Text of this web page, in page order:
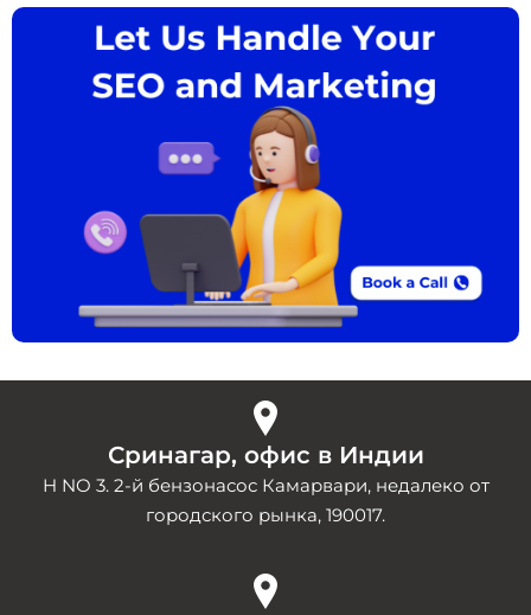
Сринагар, офис в Индии
H NO 3. 2-й бензонасос Камарвари, недалеко от
городского рынка, 190017.